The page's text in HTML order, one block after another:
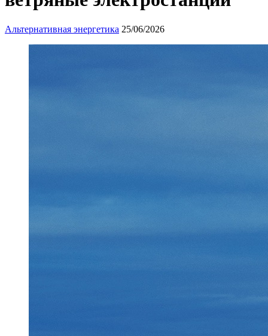
Альтернативная энергетика 25/06/2026